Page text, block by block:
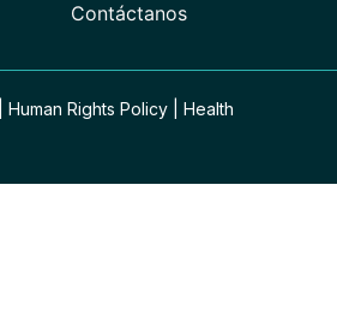
Contáctanos
Human Rights Policy| Health